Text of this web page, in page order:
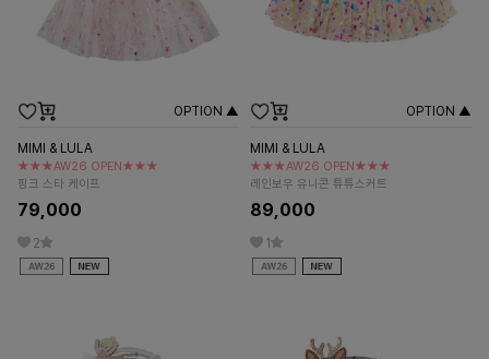
OPTION ▲
MIMI & LULA
★★★AW26 OPEN★★★
핑크 스타 케이프
79,000
2
OPTION ▲
MIMI & LULA
★★★AW26 OPEN★★★
레인보우 유니콘 튜튜스커트
89,000
1